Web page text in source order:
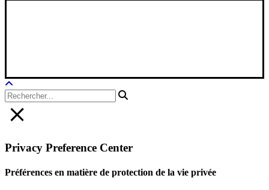
Privacy Preference Center
Préférences en matière de protection de la vie privée